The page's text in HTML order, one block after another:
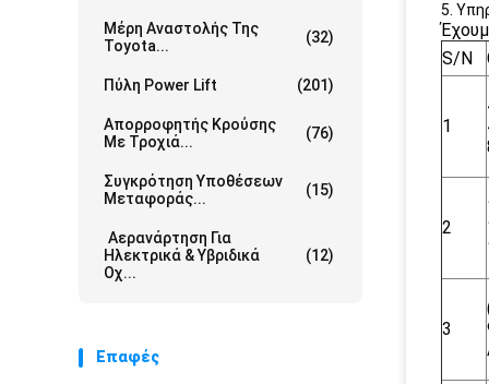
Μέρη Αναστολής Της
Toyota...
(32)
Πύλη Power Lift (201)
Απορροφητής Κρούσης
Με Τροχιά...
(76)
Συγκρότηση Υποθέσεων
Μεταφοράς...
(15)
Αερανάρτηση Για
Ηλεκτρικά & Υβριδικά
Οχ...
(12)
Επαφές
5.
S/N
1
2
3